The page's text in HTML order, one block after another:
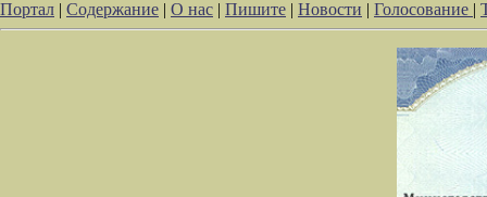
Портал | Содержание | О нас | Пишите | Новости | Голосование |